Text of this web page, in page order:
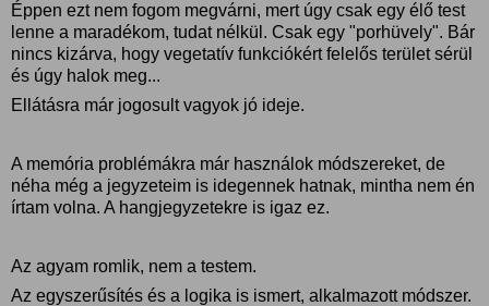
Éppen ezt nem fogom megvárni, mert úgy csak egy élő test
lenne a maradékom, tudat nélkül. Csak egy "porhüvely". Bár
nincs kizárva, hogy vegetatív funkciókért felelős terület sérül
és úgy halok meg...
Ellátásra már jogosult vagyok jó ideje.
A memória problémákra már használok módszereket, de
néha még a jegyzeteim is idegennek hatnak, mintha nem én
írtam volna. A hangjegyzetekre is igaz ez.
Az agyam romlik, nem a testem.
Az egyszerűsítés és a logika is ismert, alkalmazott módszer.